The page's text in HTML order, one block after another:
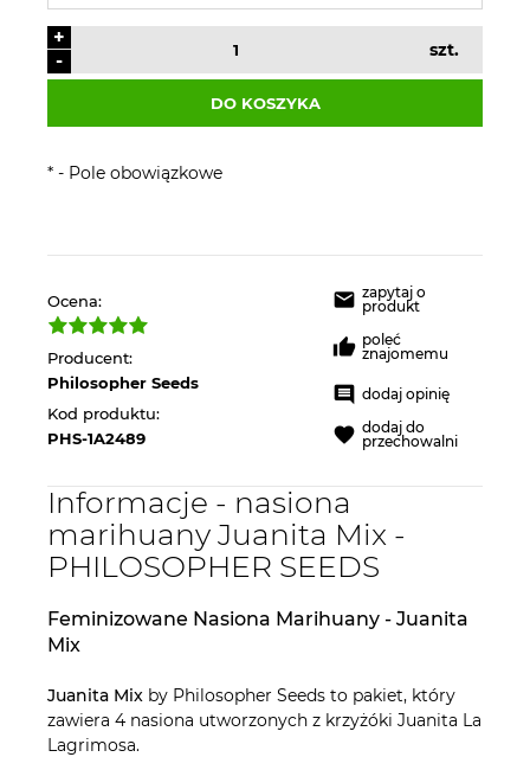
-
+
szt.
DO KOSZYKA
* - Pole obowiązkowe
Ocena:
Producent:
Philosopher Seeds
Kod produktu:
PHS-1A2489
zapytaj o
produkt
poleć
znajomemu
dodaj opinię
dodaj do
przechowalni
Informacje - nasiona
marihuany Juanita Mix -
PHILOSOPHER SEEDS
Feminizowane Nasiona Marihuany - Juanita
Mix
Juanita Mix by Philosopher Seeds to pakiet, który
zawiera 4 nasiona utworzonych z krzyżóki Juanita La
Lagrimosa.